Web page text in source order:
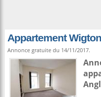
Appartement Wigton
Annonce gratuite du 14/11/2017.